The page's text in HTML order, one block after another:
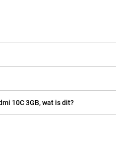
10C 3GB, wat is dit?